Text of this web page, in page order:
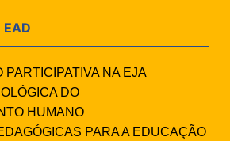
EAD
PARTICIPATIVA NA EJA
DO
HUMANO
PARA A EDUCAÇÃO